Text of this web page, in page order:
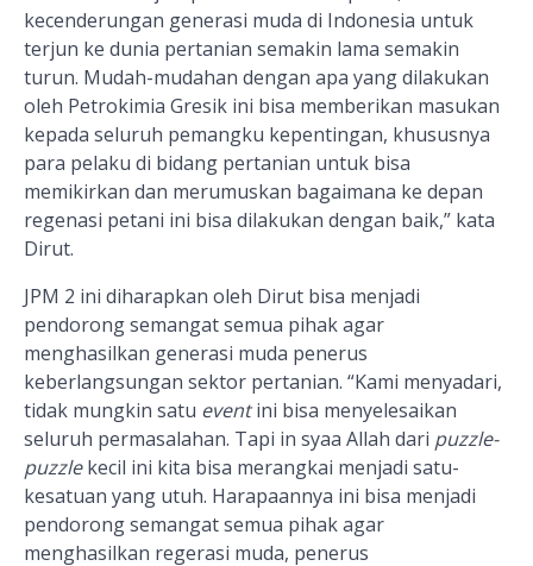
kecenderungan generasi muda di Indonesia untuk
terjun ke dunia pertanian semakin lama semakin
turun. Mudah-mudahan dengan apa yang dilakukan
oleh Petrokimia Gresik ini bisa memberikan masukan
kepada seluruh pemangku kepentingan, khususnya
para pelaku di bidang pertanian untuk bisa
memikirkan dan merumuskan bagaimana ke depan
regenasi petani ini bisa dilakukan dengan baik,” kata
Dirut.
JPM 2 ini diharapkan oleh Dirut bisa menjadi
pendorong semangat semua pihak agar
menghasilkan generasi muda penerus
keberlangsungan sektor pertanian. “Kami menyadari,
tidak mungkin satu eventini bisa menyelesaikan
seluruh permasalahan. Tapi in syaa Allah dari puzzle-
puzzlekecil ini kita bisa merangkai menjadi satu-
kesatuan yang utuh. Harapaannya ini bisa menjadi
pendorong semangat semua pihak agar
menghasilkan regerasi muda, penerus